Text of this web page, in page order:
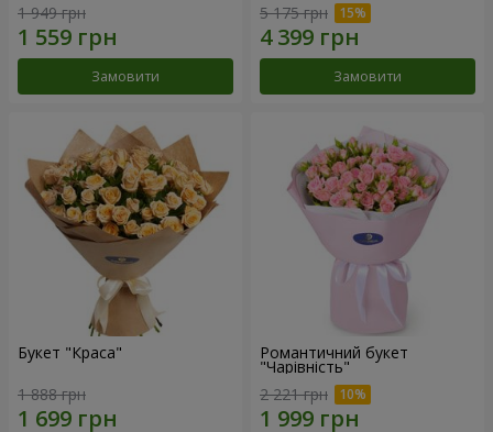
1 949 грн
Замовити
5 175 грн
Замовити
Букет "Краса"
1 888 грн
Романтичний букет
"Чарівність"
2 221 грн